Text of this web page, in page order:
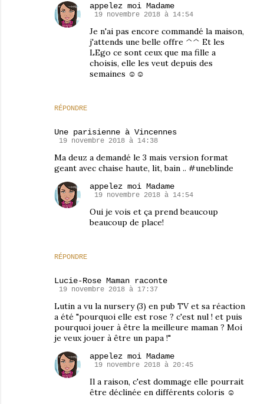
RÉPONDRE
appelez moi Madame
19 novembre 2018 à 14:54
Je n'ai pas encore commandé la maison,
j'attends une belle offre ^^ Et les
LEgo ce sont ceux que ma fille a
choisis, elle les veut depuis des
semaines ☺☺
Une parisienne à Vincennes
19 novembre 2018 à 14:38
Ma deuz a demandé le 3 mais version format
geant avec chaise haute, lit, bain .. #uneblinde
RÉPONDRE
appelez moi Madame
19 novembre 2018 à 14:54
Oui je vois et ça prend beaucoup
beaucoup de place!
Lucie-Rose Maman raconte
19 novembre 2018 à 17:37
Lutin a vu la nursery (3) en pub TV et sa réaction
a été "pourquoi elle est rose ? c'est nul ! et puis
pourquoi jouer à être la meilleure maman ? Moi
je veux jouer à être un papa !"
appelez moi Madame
19 novembre 2018 à 20:45
Il a raison, c'est dommage elle pourrait
être déclinée en différents coloris ☺